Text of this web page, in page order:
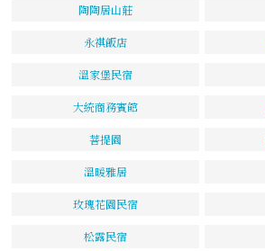
陶陶居山莊
永祺飯店
溫家堡民宿
大統商務賓館
菩提園
溫暖雅居
玫瑰花園民宿
松露民宿